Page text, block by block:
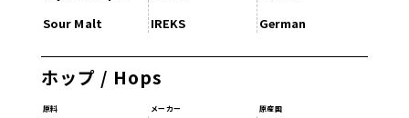
Sour Malt
IREKS German
ホップ / Hops
原料 メーカー 原産国